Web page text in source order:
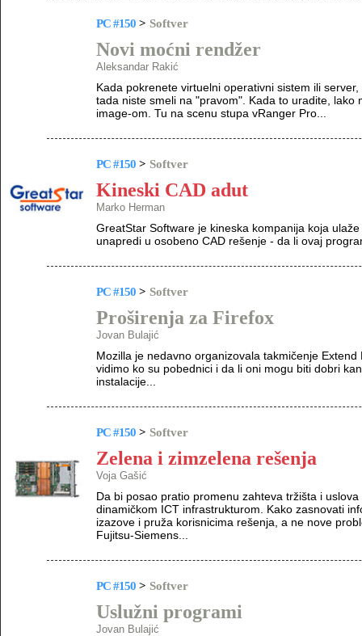
PC #150 > Softver
Novi moćni rendžer
Aleksandar Rakić
Kada pokrenete virtuelni operativni sistem ili
tada niste smeli na "pravom". Kada to uradite, lako
image-om. Tu na scenu stupa vRanger Pro...
PC #150 > Softver
Kineski CAD adut
Marko Herman
GreatStar Software je kineska kompanija koja
unapredi u osobeno CAD rešenje - da li ovaj
PC #150 > Softver
Proširenja za Firefox
Jovan Bulajić
Mozilla je nedavno organizovala takmičenje
vidimo ko su pobednici i da li oni mogu biti dobri
instalacije...
PC #150 > Softver
Zelena i zimzelena rešenja
Voja Gašić
Da bi posao pratio promenu zahteva tržišta i
dinamičkom ICT infrastrukturom. Kako zasnovati
izazove i pruža korisnicima rešenja, a ne nove
Fujitsu-Siemens...
PC #150 > Softver
Uslužni programi
Jovan Bulajić